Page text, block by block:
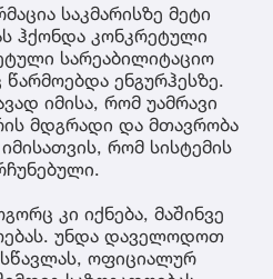
საკმარისზე მეტი
ჰქონდა კონკრეტული
სარეაბილიტაციო
ენგურჰესზე.
იმისა, რომ უამრავი
მდგრადი და მთავრობა
რომ სისტემის
კი იქნება, მაშინვე
უნდა დაველოდოთ
ოფიციალურ